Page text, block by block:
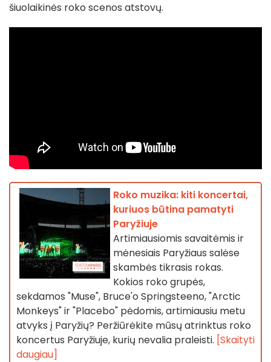
šiuolaikinės roko scenos atstovų.
Roko muzika: kiti koncertai,
kuriuos būtina pamatyti
Paryžiuje
Artimiausiomis savaitėmis ir
mėnesiais Paryžiaus salėse
skambės tikrasis rokas.
Kokios roko grupės,
sekdamos "Muse", Bruce'o Springsteeno, "Arctic
Monkeys" ir "Placebo" pėdomis, artimiausiu metu
atvyks į Paryžių? Peržiūrėkite mūsų atrinktus roko
koncertus Paryžiuje, kurių nevalia praleisti. [Skaityti
daugiau]